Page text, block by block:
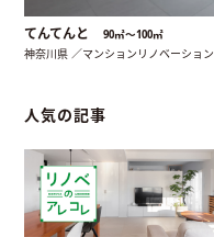
てんてんと 90㎡〜100㎡
神奈川県 ／マンションリノベーション
人気の記事